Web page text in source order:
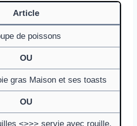
Article
de poissons
OU
gras Maison et ses toasts
OU
<>>> servie avec rouille,